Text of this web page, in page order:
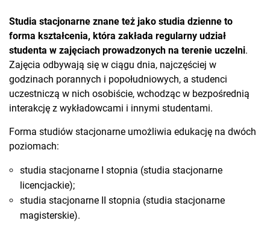
Studia stacjonarne znane też jako studia dzienne to
forma kształcenia, która zakłada regularny udział
studenta w zajęciach prowadzonych na terenie uczelni.
Zajęcia odbywają się w ciągu dnia, najczęściej w
godzinach porannych i popołudniowych, a studenci
uczestniczą w nich osobiście, wchodząc w bezpośrednią
interakcję z wykładowcami i innymi studentami.
Forma studiów stacjonarne umożliwia edukację na dwóch
poziomach:
studia stacjonarne I stopnia (studia stacjonarne
licencjackie);
studia stacjonarne II stopnia (studia stacjonarne
magisterskie).